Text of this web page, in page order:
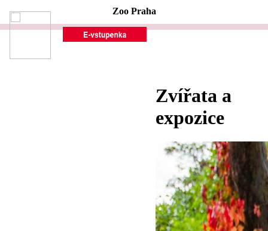
Zoo Praha
Zvířata a
expozice